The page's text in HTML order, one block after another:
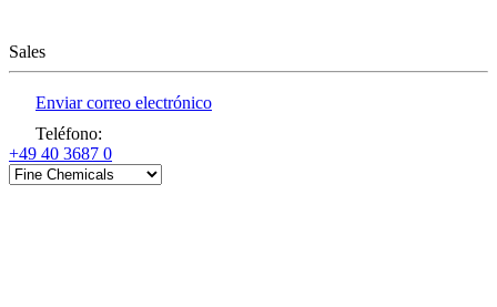
Sales
Enviar correo electrónico
Teléfono:
+49 40 3687 0